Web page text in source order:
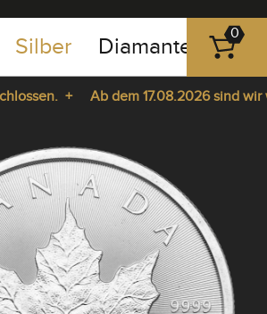
0351
-
43
Silber Diamanten
0
+
Ab dem 17.08.2026 sind wir